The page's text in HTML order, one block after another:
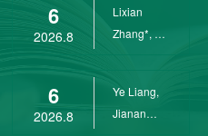
6
2026.8
Lixian
Zhang*, Ye
6
2026.8
Ye Liang,
Jianan